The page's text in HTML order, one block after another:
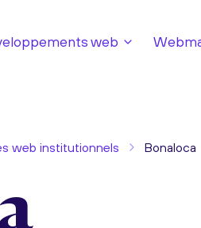
web
web institutionnels Bonaloca